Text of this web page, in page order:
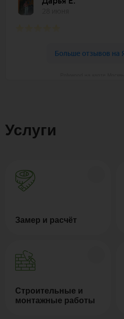
Услуги
Замер и расчёт
Строительные и
монтажные работы